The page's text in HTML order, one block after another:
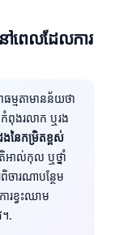
ពេលដែលការ
ធម្មតាមានន័យថា
ពុងរលាក ឬរង
នៃកម្រិតខ្ពស់
ាល់កុល ឬថ្នាំ
ពិចារណាបន្ថែម
រខ្វះឈាម
.